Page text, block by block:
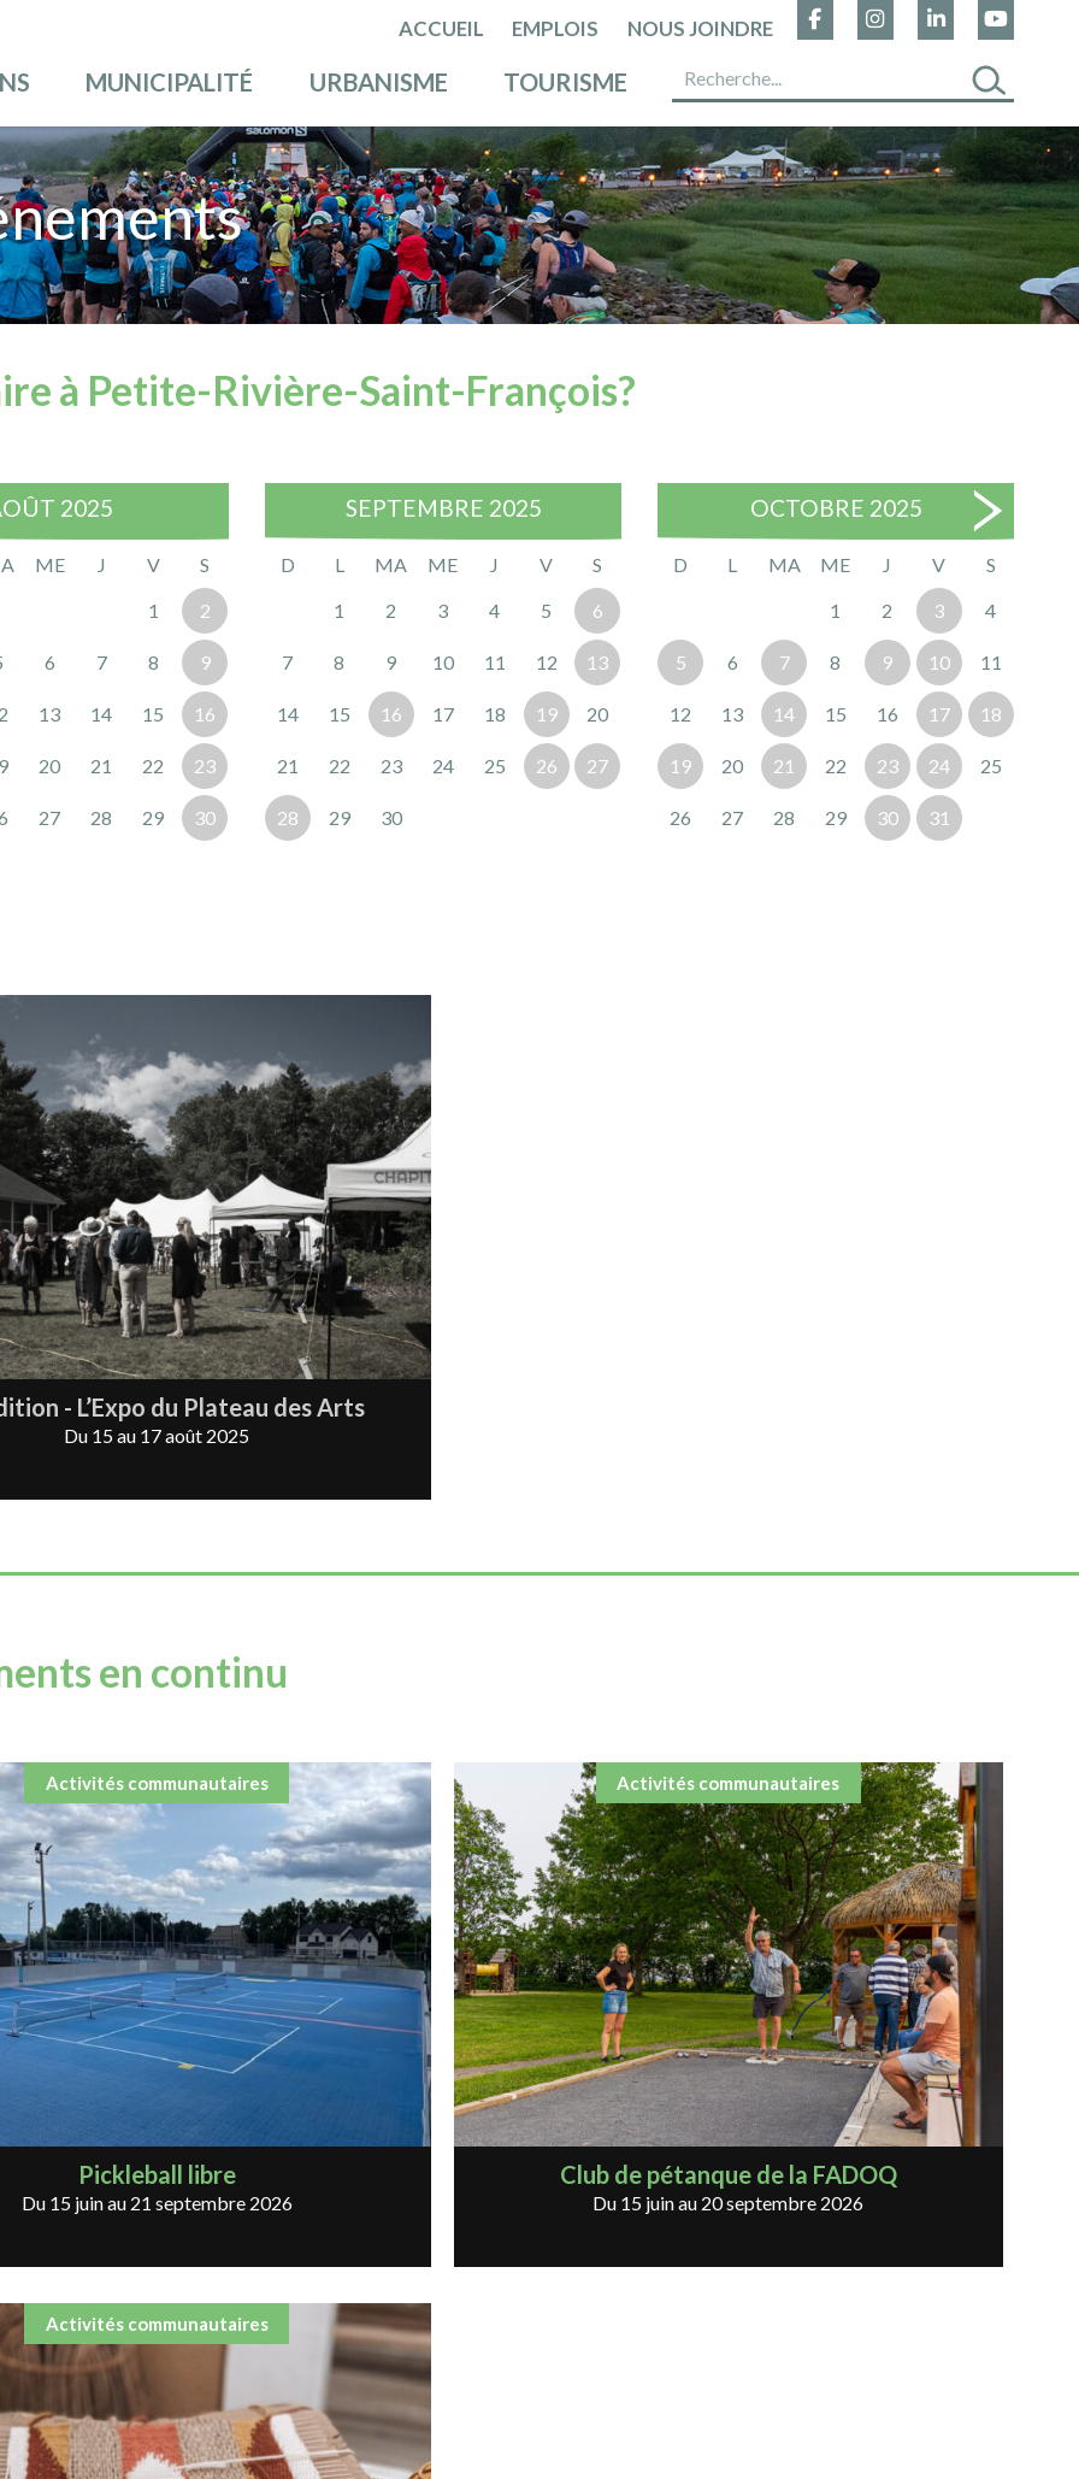
ACCUEIL EMPLOIS NOUS JOINDRE
MUNICIPALITÉ URBANISME TOURISME
à Petite-Rivière-Saint-François?
2025
ME J V
S
1
2
6 7 8 9
13 14 15 16
20 21 22 23
27 28 29 30
SEPTEMBRE 2025
D L MA ME J V
S
1
2 3 4 5 6
7 8 9 10 11 12 13
14 15 16 17 18 19 20
21 22 23 24 25 26 27
28 29 30
OCTOBRE 2025
D L MA ME J V
S
1
2 3 4
5 6 7 8 9 10 11
12 13 14 15 16 17 18
19 20 21 22 23 24 25
26 27 28 29 30 31
- L’Expo du Plateau des Arts
Du 15 au 17 août 2025
en continu
Activités communautaires
Pickleball libre
Du 15 juin au 21 septembre 2026
Activités communautaires
Club de pétanque de la FADOQ
Du 15 juin au 20 septembre 2026
Activités communautaires